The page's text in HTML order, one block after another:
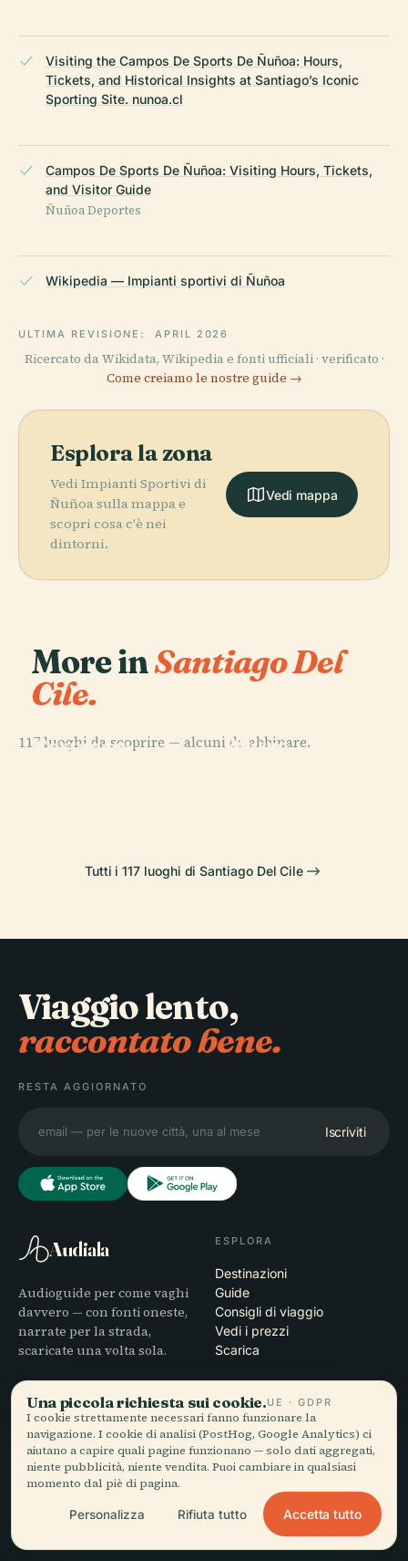
Visiting the Campos De Sports De Ñuñoa: Hours,
Tickets, and Historical Insights at Santiago’s Iconic
Sporting Site. nunoa.cl
Campos De Sports De Ñuñoa: Visiting Hours, Tickets,
and Visitor Guide
Ñuñoa Deportes
Wikipedia — Impianti sportivi di Ñuñoa
ULTIMA REVISIONE: APRIL 2026
Ricercato da Wikidata, Wikipedia e fonti ufficiali · verificato ·
Come creiamo le nostre guide →
Esplora la zona
Vedi Impianti Sportivi di
Ñuñoa sulla mappa e
scopri cosa c'è nei
dintorni.
Vedi mappa
More inSantiago Del
Cile.
117 luoghi da scoprire — alcuni da abbinare.
Costanera
PLACE
PLACE
Museo
Tutti i 117 luoghi di Santiago Del Cile
Viaggio lento,
raccontato bene.
RESTA AGGIORNATO
Iscriviti
Audiala
Audioguide per come vaghi
davvero — con fonti oneste,
narrate per la strada,
scaricate una volta sola.
ESPLORA
Destinazioni
Guide
Consigli di viaggio
Vedi i prezzi
Scarica
Chi siamo
Processo editoriale
Missione
Assistenza
Risoluzione dei problemi
dell'app
Diventa partner
LEGALE
Una piccola richiesta sui cookie.UE · GDPR
I cookie strettamente necessari fanno funzionare la
navigazione. I cookie di analisi (PostHog, Google Analytics) ci
aiutano a capire quali pagine funzionano — solo dati aggregati,
niente pubblicità, niente vendita. Puoi cambiare in qualsiasi
momento dal piè di pagina.
Personalizza Rifiuta tutto Accetta tutto